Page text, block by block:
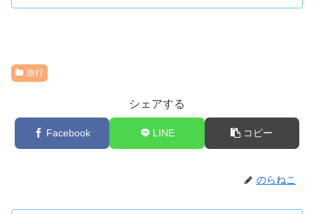
旅行
シェアする
Facebook LINE コピー
のらねこ